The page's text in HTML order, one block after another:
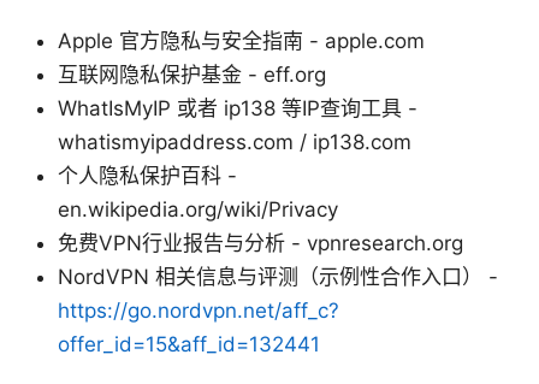
Apple 官方隐私与安全指南 - apple.com
互联网隐私保护基金 - eff.org
WhatIsMyIP 或者 ip138 等IP查询工具 -
whatismyipaddress.com / ip138.com
个人隐私保护百科 -
en.wikipedia.org/wiki/Privacy
免费VPN行业报告与分析 - vpnresearch.org
NordVPN 相关信息与评测（示例性合作入口） -
https://go.nordvpn.net/aff_c?
offer_id=15&aff_id=132441